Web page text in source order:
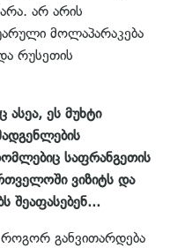
არ არის
მოლაპარაკება
რუსეთის
ასეა, ეს მუხტი
საფრანგეთის
ვიზიტს და
შეაფასებენ...
როგორ განვითარდება